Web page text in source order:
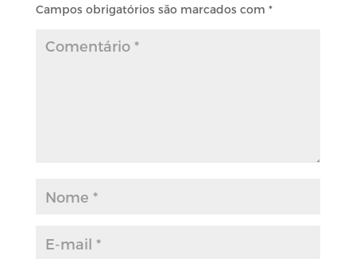
Campos obrigatórios são marcados com *